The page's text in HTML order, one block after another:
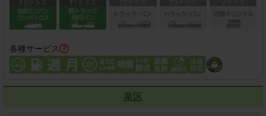
各種サービス
泉区